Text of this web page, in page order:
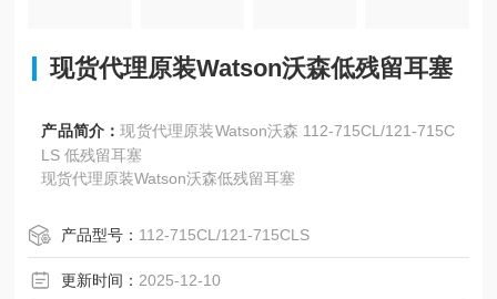
现货代理原装Watson沃森低残留耳塞
产品简介：现货代理原装Watson沃森 112-715CL/121-715C
LS 低残留耳塞
现货代理原装Watson沃森低残留耳塞
产品型号： 112-715CL/121-715CLS
更新时间： 2025-12-10